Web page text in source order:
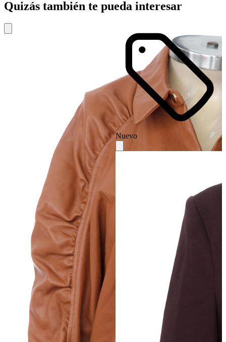
Quizás también te pueda interesar
Nuevo